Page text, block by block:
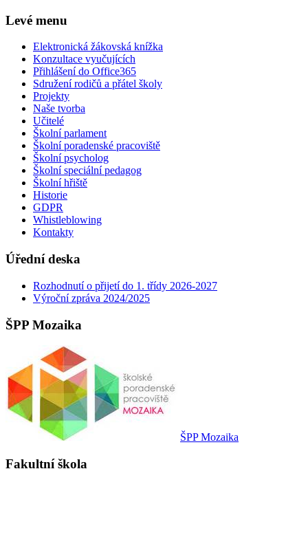
Levé menu
Elektronická žákovská knížka
Konzultace vyučujících
Přihlášení do Office365
Sdružení rodičů a přátel školy
Projekty
Naše tvorba
Učitelé
Školní parlament
Školní poradenské pracoviště
Školní psycholog
Školní speciální pedagog
Školní hřiště
Historie
GDPR
Whistleblowing
Kontakty
Úřední deska
Rozhodnutí o přijetí do 1. třídy 2026-2027
Výroční zpráva 2024/2025
ŠPP Mozaika
ŠPP Mozaika
Fakultní škola